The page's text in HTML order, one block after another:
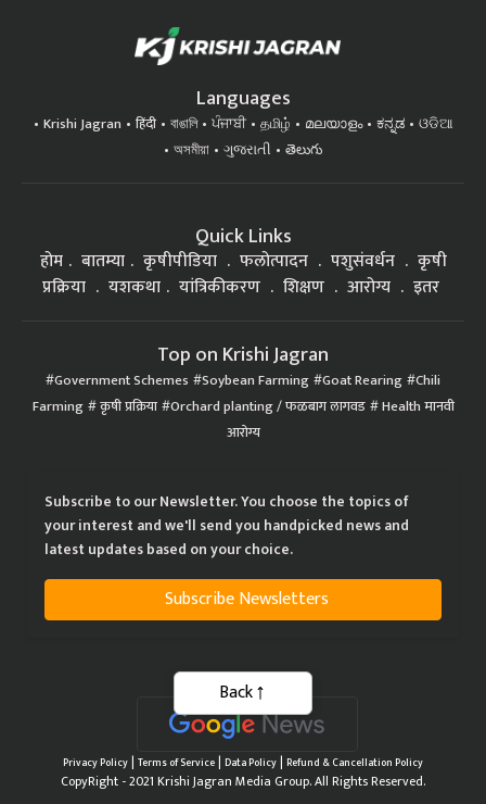
Languages
Krishi Jagran हिंदी বাঙালি ਪੰਜਾਬੀ தமிழ் മലയാളം ಕನ್ನಡ
ଓଡିଆ
অসমীয়া
ગુજરાતી తెలుగు
Quick Links
होम बातम्या कृषीपीडिया फलोत्पादन पशुसंवर्धन
कृषी
प्रक्रिया
यशकथा यांत्रिकीकरण शिक्षण आरोग्य इतर
Top on Krishi Jagran
Government Schemes Soybean Farming Goat Rearing Chili
Farming कृषी प्रक्रिया Orchard planting / फळबाग लागवड Health मानवी
आरोग्य
Subscribe to our Newsletter. You choose the topics of
your interest and we'll send you handpicked news and
latest updates based on your choice.
Subscribe Newsletters
Privacy Policy| Terms of Service| Data Policy| Refund & Cancellation Policy
CopyRight - 2021 Krishi Jagran Media Group. All Rights Reserved.
Back